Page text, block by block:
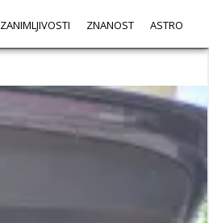
ZANIMLJIVOSTI ZNANOST ASTRO